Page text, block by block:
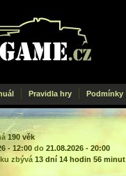
.cz
Pravidla hry Podmínky
190 věk
- 12:00 do 21.08.2026 - 20:00
zbývá 13 dní 14 hodin 56 minut